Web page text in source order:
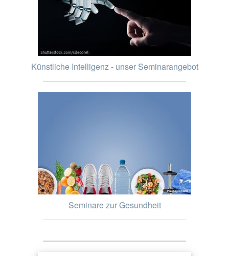
Künstliche Intelligenz - unser Seminarangebot
Seminare zur Gesundheit